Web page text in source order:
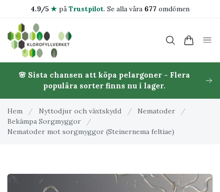
4.9/5 ★på Trustpilot. Se alla våra 677 omdömen
🌸 Sista chansen att köpa pelargoner - Flera
populära sorter finns nu i lager.
Hem / Nyttodjur och växtskydd / Nematoder
/
Bekämpa Sorgmyggor
/
Nematoder mot sorgmyggor (Steinernema feltiae)